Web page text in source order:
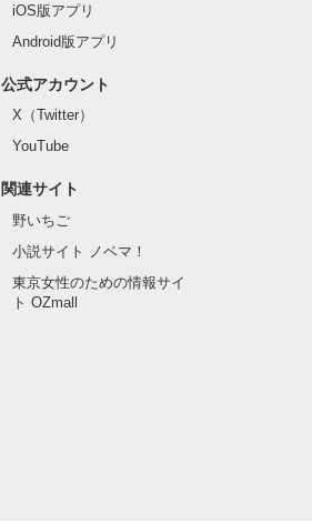
iOS版アプリ
Android版アプリ
公式アカウント
X（Twitter）
YouTube
関連サイト
野いちご
小説サイト ノベマ！
東京女性のための情報サイ
ト OZmall